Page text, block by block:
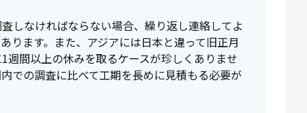
しなければならない場合、繰り返し連絡してよ
ります。また、アジアには日本と違って旧正月
間以上の休みを取るケースが珍しくありませ
での調査に比べて工期を長めに見積もる必要が